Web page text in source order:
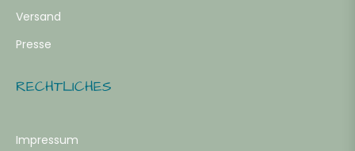
Versand
Presse
RECHTLICHES
Impressum